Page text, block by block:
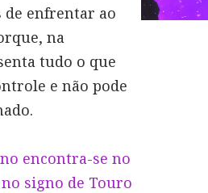
enfrentar ao
na
tudo o que
e não pode
encontra-se no
signo de Touro